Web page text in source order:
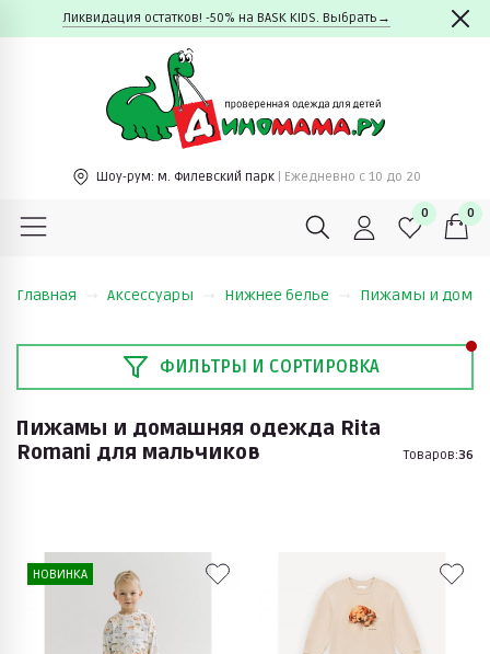
Ликвидация остатков! -50% на BASK KIDS. Выбрать→
Шоу-рум: м. Филевский парк | Ежедневно c 10 до 20
0 0
Главная Аксессуары Нижнее белье Пижамы и
ФИЛЬТРЫ И СОРТИРОВКА
Пижамы и домашняя одежда Rita
Romani для мальчиков
Товаров:36
НОВИНКА